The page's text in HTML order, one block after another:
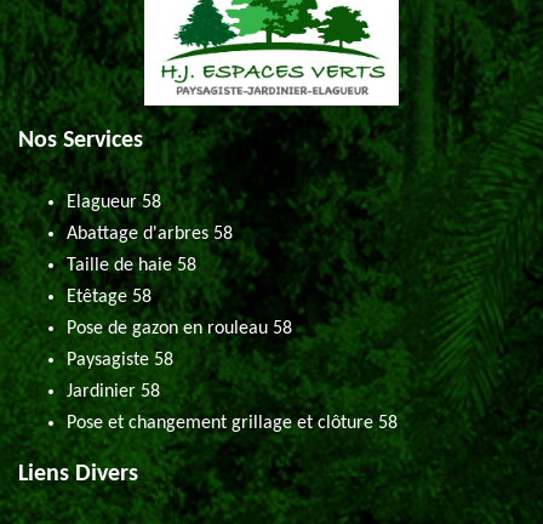
Nos Services
Elagueur 58
Abattage d'arbres 58
Taille de haie 58
Etêtage 58
Pose de gazon en rouleau 58
Paysagiste 58
Jardinier 58
Pose et changement grillage et clôture 58
Liens Divers